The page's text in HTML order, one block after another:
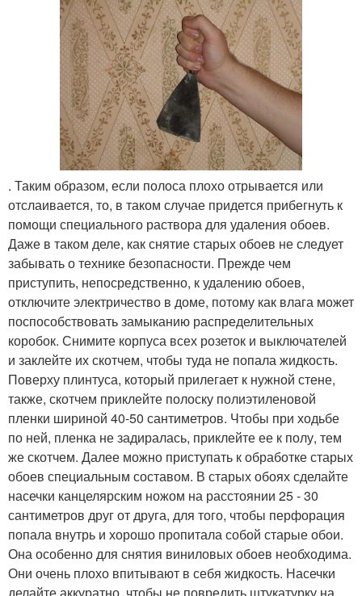
. Таким образом, если полоса плохо отрывается или
отслаивается, то, в таком случае придется прибегнуть к
помощи специального раствора для удаления обоев.
Даже в таком деле, как снятие старых обоев не следует
забывать о технике безопасности. Прежде чем
приступить, непосредственно, к удалению обоев,
отключите электричество в доме, потому как влага может
поспособствовать замыканию распределительных
коробок. Снимите корпуса всех розеток и выключателей
и заклейте их скотчем, чтобы туда не попала жидкость.
Поверху плинтуса, который прилегает к нужной стене,
также, скотчем приклейте полоску полиэтиленовой
пленки шириной 40-50 сантиметров. Чтобы при ходьбе
по ней, пленка не задиралась, приклейте ее к полу, тем
же скотчем. Далее можно приступать к обработке старых
обоев специальным составом. В старых обоях сделайте
насечки канцелярским ножом на расстоянии 25 - 30
сантиметров друг от друга, для того, чтобы перфорация
попала внутрь и хорошо пропитала собой старые обои.
Она особенно для снятия виниловых обоев необходима.
Они очень плохо впитывают в себя жидкость. Насечки